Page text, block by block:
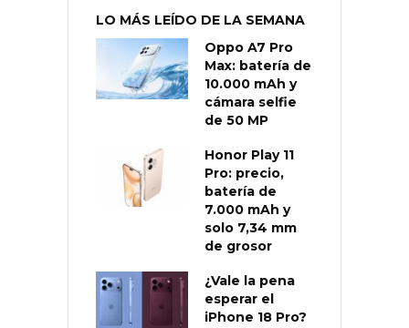
LO MÁS LEÍDO DE LA SEMANA
Oppo A7 Pro
Max: batería de
10.000 mAh y
cámara selfie
de 50 MP
Honor Play 11
Pro: precio,
batería de
7.000 mAh y
solo 7,34 mm
de grosor
¿Vale la pena
esperar el
iPhone 18 Pro?